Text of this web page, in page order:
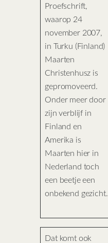
Proefschrift,
waarop 24
november 2007,
in Turku (Finland)
Maarten
Christenhusz is
gepromoveerd.
Onder meer door
zijn verblijf in
Finland en
Amerika is
Maarten hier in
Nederland toch
een beetje een
onbekend gezicht.
Dat komt ook